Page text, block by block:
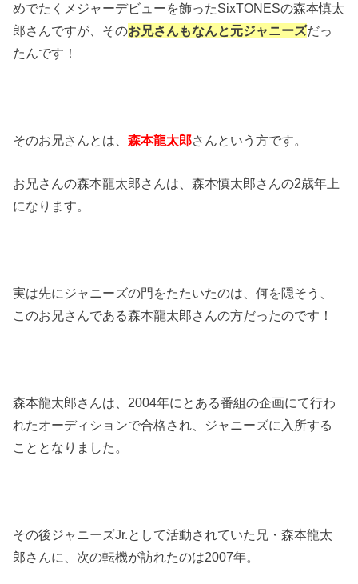
めでたくメジャーデビューを飾ったSixTONESの森本慎太
郎さんですが、そのお兄さんもなんと元ジャニーズだっ
たんです！
そのお兄さんとは、森本龍太郎さんという方です。
お兄さんの森本龍太郎さんは、森本慎太郎さんの2歳年上
になります。
実は先にジャニーズの門をたたいたのは、何を隠そう、
このお兄さんである森本龍太郎さんの方だったのです！
森本龍太郎さんは、2004年にとある番組の企画にて行わ
れたオーディションで合格され、ジャニーズに入所する
こととなりました。
その後ジャニーズJr.として活動されていた兄・森本龍太
郎さんに、次の転機が訪れたのは2007年。